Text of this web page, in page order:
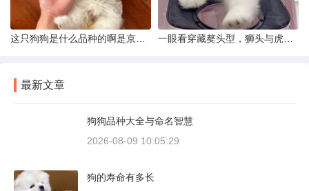
最新文章
狗狗品种大全与命名智慧
2026-08-09 10:05:29
狗的寿命有多长